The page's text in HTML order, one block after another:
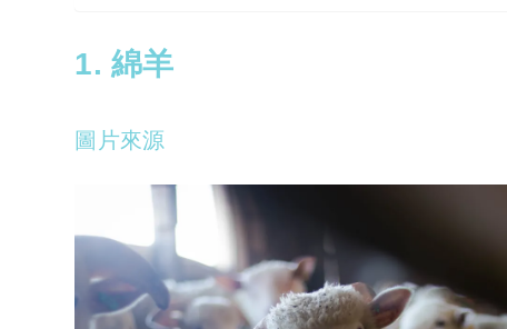
1. 綿羊
圖片來源